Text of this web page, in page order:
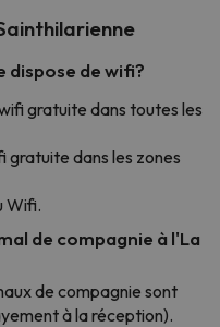
dispose de wifi?
gratuite dans toutes les
gratuite dans les zones
Wifi.
de compagnie à l'La
de compagnie sont
à la réception).